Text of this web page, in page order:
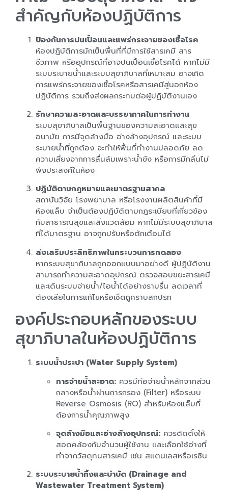
สำคัญกับห้องปฏิบัติการ
ป้องกันการปนเปื้อนและแพร่กระจายของเชื้อโรค
ห้องปฏิบัติการมักเป็นพื้นที่ที่มีการใช้สารเคมี สาร
ชีวภาพ หรืออุปกรณ์ที่อาจปนเปื้อนเชื้อโรคได้ หากไม่มี
ระบบระบายน้ำและระบบสุขาภิบาลที่เหมาะสม อาจเกิด
การแพร่กระจายของเชื้อโรคหรือสารเคมีสู่นอกห้อง
ปฏิบัติการ รวมถึงส่งผลกระทบต่อผู้ปฏิบัติงานเอง
รักษาความสะอาดและบรรยากาศในการทำงาน
ระบบสุขาภิบาลเป็นพื้นฐานของความสะอาดและสุข
อนามัย การมีจุดล้างมือ อ่างล้างอุปกรณ์ และระบบ
ระบายน้ำที่ถูกต้อง จะทำให้พื้นที่ทำงานปลอดภัย ลด
ความเสี่ยงจากการลื่นล้มเพราะน้ำขัง หรือการมีกลิ่นไม่
พึงประสงค์ในห้อง
ปฏิบัติตามกฎหมายและมาตรฐานสากล
สถาบันวิจัย โรงพยาบาล หรือโรงงานผลิตสินค้าที่มี
ห้องแล็บ จำเป็นต้องปฏิบัติตามกฎระเบียบที่เกี่ยวข้อง
กับสาธารณสุขและสิ่งแวดล้อม หากไม่มีระบบสุขาภิบาล
ที่ได้มาตรฐาน อาจถูกปรับหรือตักเตือนได้
ส่งเสริมประสิทธิภาพในกระบวนการทดลอง
หากระบบสุขาภิบาลถูกออกแบบมาอย่างดี ผู้ปฏิบัติงาน
สามารถทำความสะอาดอุปกรณ์ ตรวจสอบขยะสารเคมี
และเดินระบบจ่ายน้ำ/ไอน้ำได้อย่างราบรื่น ลดเวลาที่
ต้องเสียในการแก้ไขหรือเช็ดถูคราบสกปรก
องค์ประกอบหลักของระบบ
สุขาภิบาลในห้องปฏิบัติการ
ระบบน้ำประปา (Water Supply System)
การจ่ายน้ำสะอาด: ควรมีท่อจ่ายน้ำหลักจากส่วน
กลางหรือน้ำผ่านการกรอง (Filter) หรือระบบ
Reverse Osmosis (RO) สำหรับห้องแล็บที่
ต้องการน้ำคุณภาพสูง
จุดล้างมือและอ่างล้างอุปกรณ์: ควรติดตั้งให้
สอดคล้องกับจำนวนผู้ใช้งาน และเลือกใช้อ่างที่
ทำจากวัสดุทนสารเคมี เช่น สแตนเลสหรือเรซิน
ระบบระบายน้ำทิ้งและบำบัด (Drainage and
Wastewater Treatment System)